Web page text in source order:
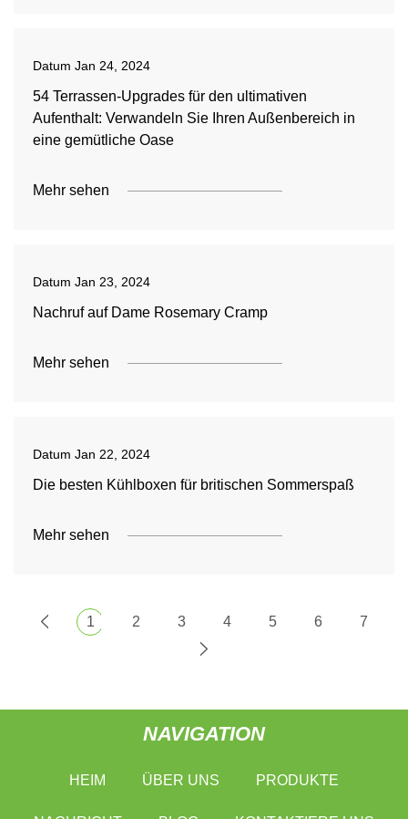
Datum Jan 24, 2024
54 Terrassen-Upgrades für den ultimativen
Aufenthalt: Verwandeln Sie Ihren Außenbereich in
eine gemütliche Oase
Mehr sehen
Datum Jan 23, 2024
Nachruf auf Dame Rosemary Cramp
Mehr sehen
Datum Jan 22, 2024
Die besten Kühlboxen für britischen Sommerspaß
Mehr sehen
1 2 3 4 5 6 7
NAVIGATION
HEIM ÜBER UNS PRODUKTE